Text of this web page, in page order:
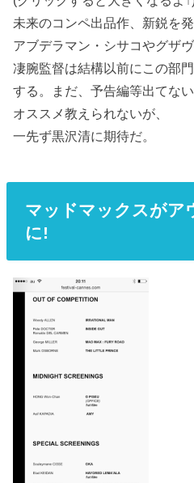
未来のコンペ出品作、新鋭を
アブデラマン・シサコやグザ
凄腕監督は結構以前にこの部
する。まだ、予告編等出てない
オススメ教えられないが、
一先ず黒沢清に期待だ。
マッドマックスがア
に!